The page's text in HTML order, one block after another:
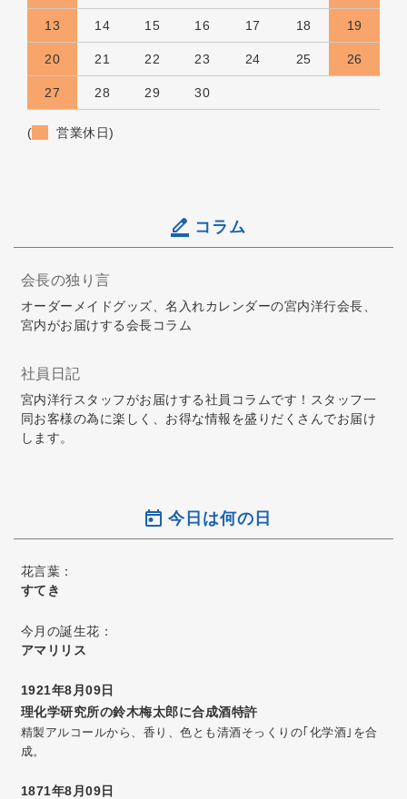
13 14 15 16 17 18 19
20 21 22 23 24 25 26
27 28 29 30
( 営業休日)
コラム
会長の独り言
オーダーメイドグッズ、名入れカレンダーの宮内洋行会長、
宮内がお届けする会長コラム
社員日記
宮内洋行スタッフがお届けする社員コラムです！スタッフ一
同お客様の為に楽しく、お得な情報を盛りだくさんでお届け
します。
今日は何の日
花言葉：
すてき
今月の誕生花：
アマリリス
1921年8月09日
理化学研究所の鈴木梅太郎に合成酒特許
精製アルコールから、香り、色とも清酒そっくりの｢化学酒｣を合
成。
1871年8月09日